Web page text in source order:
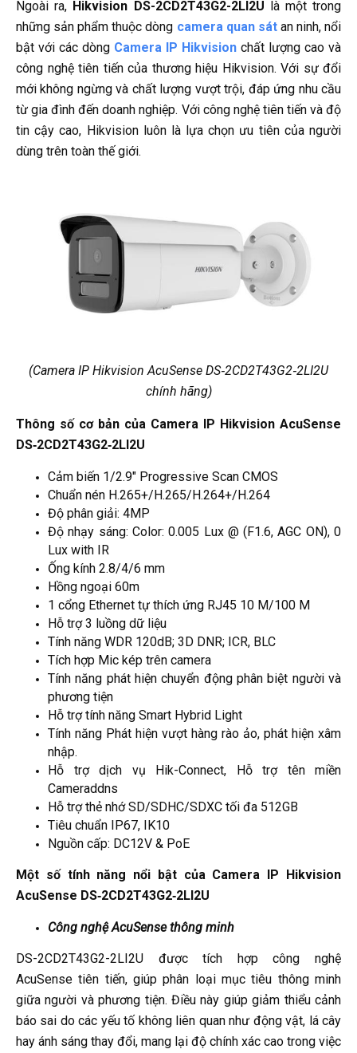
Ngoài ra, Hikvision DS-2CD2T43G2-2LI2U là một trong
những sản phẩm thuộc dòng camera quan sátan ninh, nổi
bật với các dòng Camera IP Hikvision chất lượng cao và
công nghệ tiên tiến của thương hiệu Hikvision. Với sự đổi
mới không ngừng và chất lượng vượt trội, đáp ứng nhu cầu
từ gia đình đến doanh nghiệp. Với công nghệ tiên tiến và độ
tin cậy cao, Hikvision luôn là lựa chọn ưu tiên của người
dùng trên toàn thế giới.
(Camera IP Hikvision AcuSense DS‑2CD2T43G2‑2LI2U
chính hãng)
Thông số cơ bản của Camera IP Hikvision AcuSense
DS‑2CD2T43G2‑2LI2U
Cảm biến 1/2.9″ Progressive Scan CMOS
Chuẩn nén H.265+/H.265/H.264+/H.264
Độ phân giải: 4MP
Độ nhạy sáng: Color: 0.005 Lux @ (F1.6, AGC ON), 0
Lux with IR
Ống kính 2.8/4/6 mm
Hồng ngoại 60m
1 cổng Ethernet tự thích ứng RJ45 10 M/100 M
Hỗ trợ 3 luồng dữ liệu
Tính năng WDR 120dB; 3D DNR; ICR, BLC
Tích hợp Mic kép trên camera
Tính năng phát hiện chuyển động phân biệt người và
phương tiện
Hỗ trợ tính năng Smart Hybrid Light
Tính năng Phát hiện vượt hàng rào ảo, phát hiện xâm
nhập.
Hỗ trợ dịch vụ Hik-Connect, Hỗ trợ tên miền
Cameraddns
Hỗ trợ thẻ nhớ SD/SDHC/SDXC tối đa 512GB
Tiêu chuẩn IP67, IK10
Nguồn cấp: DC12V & PoE
Một số tính năng nổi bật của Camera IP Hikvision
AcuSense DS‑2CD2T43G2‑2LI2U
Công nghệ AcuSense thông minh
DS-2CD2T43G2-2LI2U được tích hợp công nghệ
AcuSense tiên tiến, giúp phân loại mục tiêu thông minh
giữa người và phương tiện. Điều này giúp giảm thiểu cảnh
báo sai do các yếu tố không liên quan như động vật, lá cây
hay ánh sáng thay đổi, mang lại độ chính xác cao trong việc